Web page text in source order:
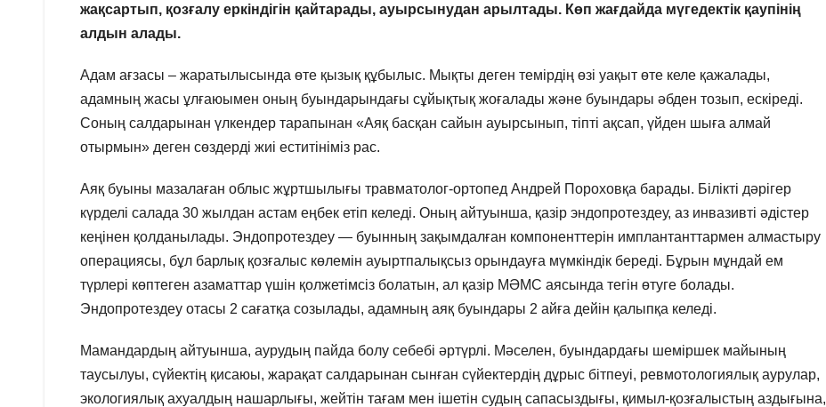
жақсартып, қозғалу еркіндігін қайтарады, ауырсынудан арылтады. Көп жағдайда мүгедектік қаупінің
алдын алады.
Адам ағзасы – жаратылысында өте қызық құбылыс. Мықты деген темірдің өзі уақыт өте келе қажалады,
адамның жасы ұлғаюымен оның буындарындағы сұйықтық жоғалады және буындары әбден тозып, ескіреді.
Соның салдарынан үлкендер тарапынан «Аяқ басқан сайын ауырсынып, тіпті ақсап, үйден шыға алмай
отырмын» деген сөздерді жиі еститініміз рас.
Аяқ буыны мазалаған облыс жұртшылығы травматолог-ортопед Андрей Пороховқа барады. Білікті дәрігер
күрделі салада 30 жылдан астам еңбек етіп келеді. Оның айтуынша, қазір эндопротездеу, аз инвазивті әдістер
кеңінен қолданылады. Эндопротездеу — буынның зақымдалған компоненттерін имплантанттармен алмастыру
операциясы, бұл барлық қозғалыс көлемін ауыртпалықсыз орындауға мүмкіндік береді. Бұрын мұндай ем
түрлері көптеген азаматтар үшін қолжетімсіз болатын, ал қазір МӘМС аясында тегін өтуге болады.
Эндопротездеу отасы 2 сағатқа созылады, адамның аяқ буындары 2 айға дейін қалыпқа келеді.
Мамандардың айтуынша, аурудың пайда болу себебі әртүрлі. Мәселен, буындардағы шеміршек майының
таусылуы, сүйектің қисаюы, жарақат салдарынан сынған сүйектердің дұрыс бітпеуі, ревмотологиялық аурулар,
экологиялық ахуалдың нашарлығы, жейтін тағам мен ішетін судың сапасыздығы, қимыл-қозғалыстың аздығына,